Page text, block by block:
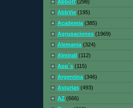
Abbott (298)
AbbVie (195)
Academia (385)
Agrupaciones (1969)
Alemania (324)
Almirall (112)
App´s (115)
Argentina (346)
Asturias (493)
AZ (666)